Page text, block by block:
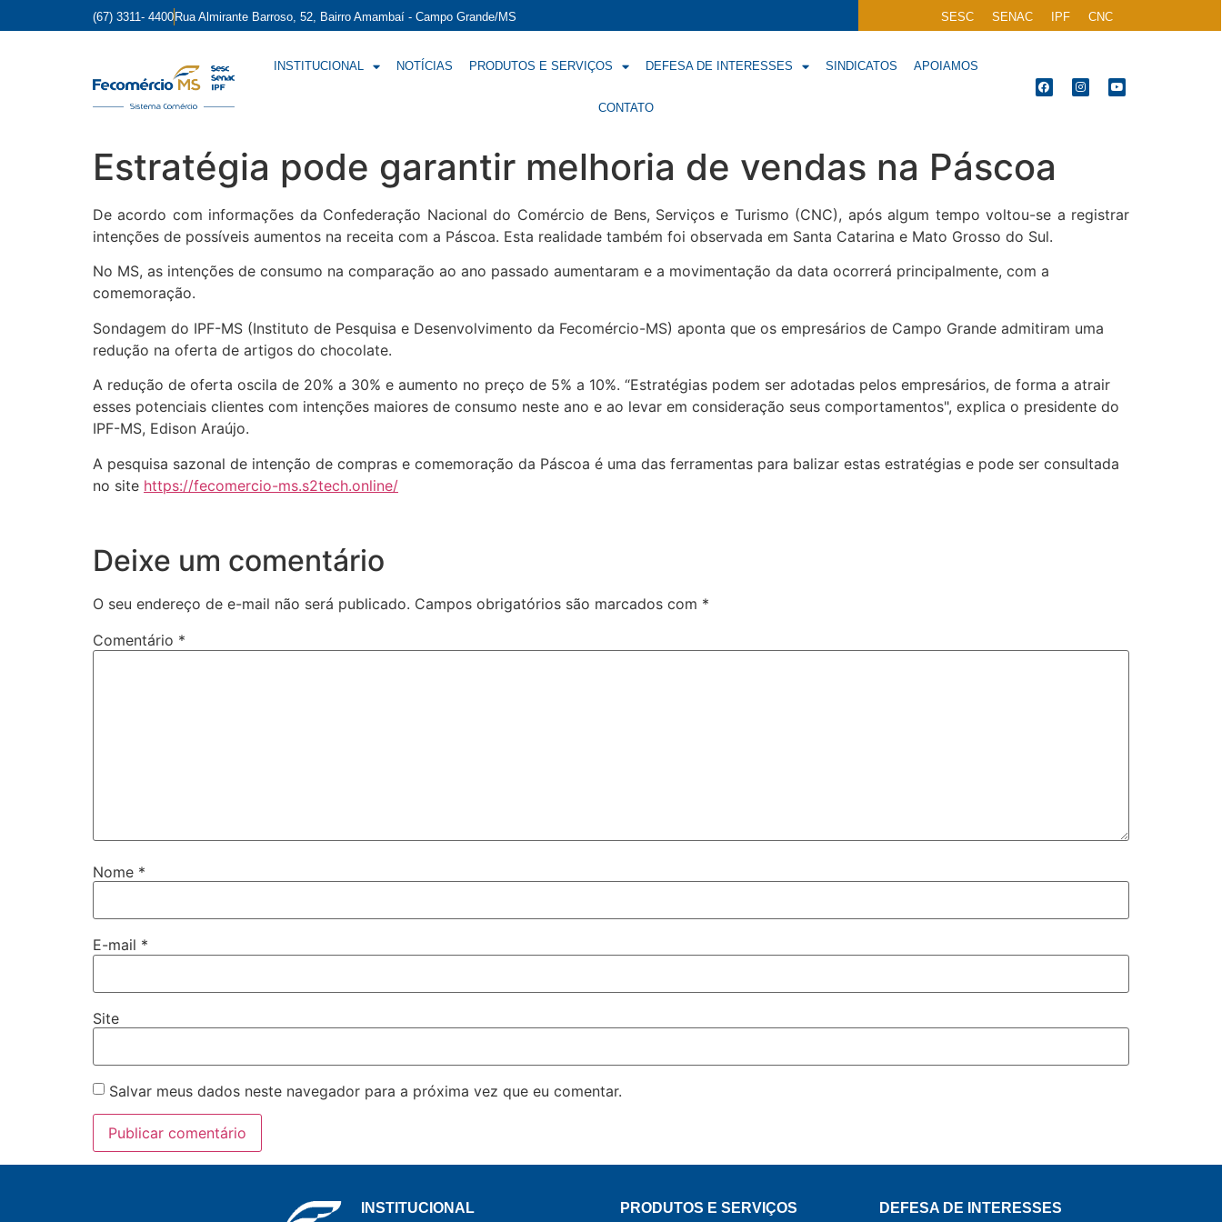
(67) 3311- 4400 Rua Almirante Barroso, 52, Bairro Amambaí - Campo Grande/MS SESC SENAC IPF CNC
INSTITUCIONAL NOTÍCIAS PRODUTOS E SERVIÇOS DEFESA DE INTERESSES SINDICATOS APOIAMOS
CONTATO
Estratégia pode garantir melhoria de vendas na Páscoa
De acordo com informações da Confederação Nacional do Comércio de Bens, Serviços e Turismo (CNC), após algum tempo voltou-se a registrar
intenções de possíveis aumentos na receita com a Páscoa. Esta realidade também foi observada em Santa Catarina e Mato Grosso do Sul.
No MS, as intenções de consumo na comparação ao ano passado aumentaram e a movimentação da data ocorrerá principalmente, com a
comemoração.
Sondagem do IPF-MS (Instituto de Pesquisa e Desenvolvimento da Fecomércio-MS) aponta que os empresários de Campo Grande admitiram uma
redução na oferta de artigos do chocolate.
A redução de oferta oscila de 20% a 30% e aumento no preço de 5% a 10%. “Estratégias podem ser adotadas pelos empresários, de forma a atrair
esses potenciais clientes com intenções maiores de consumo neste ano e ao levar em consideração seus comportamentos", explica o presidente do
IPF-MS, Edison Araújo.
A pesquisa sazonal de intenção de compras e comemoração da Páscoa é uma das ferramentas para balizar estas estratégias e pode ser consultada
no site https://fecomercio-ms.s2tech.online/
Deixe um comentário
O seu endereço de e-mail não será publicado. Campos obrigatórios são marcados com *
Comentário *
Nome *
E-mail *
Site
Salvar meus dados neste navegador para a próxima vez que eu comentar.
INSTITUCIONAL PRODUTOS E SERVIÇOS DEFESA DE INTERESSES